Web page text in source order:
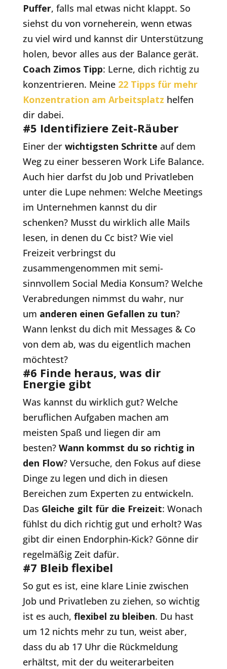
Puffer, falls mal etwas nicht klappt. So
siehst du von vorneherein, wenn etwas
zu viel wird und kannst dir Unterstützung
holen, bevor alles aus der Balance gerät.
Coach Zimos Tipp: Lerne, dich richtig zu
konzentrieren. Meine 22 Tipps für mehr
Konzentration am Arbeitsplatz helfen
dir dabei.
#5 Identifiziere Zeit-Räuber
Einer der wichtigsten Schritte auf dem
Weg zu einer besseren Work Life Balance.
Auch hier darfst du Job und Privatleben
unter die Lupe nehmen: Welche Meetings
im Unternehmen kannst du dir
schenken? Musst du wirklich alle Mails
lesen, in denen du Cc bist? Wie viel
Freizeit verbringst du
zusammengenommen mit semi-
sinnvollem Social Media Konsum? Welche
Verabredungen nimmst du wahr, nur
um anderen einen Gefallen zu tun?
Wann lenkst du dich mit Messages & Co
von dem ab, was du eigentlich machen
möchtest?
#6 Finde heraus, was dir
Energie gibt
Was kannst du wirklich gut? Welche
beruflichen Aufgaben machen am
meisten Spaß und liegen dir am
besten? Wann kommst du so richtig in
den Flow? Versuche, den Fokus auf diese
Dinge zu legen und dich in diesen
Bereichen zum Experten zu entwickeln.
Das Gleiche gilt für die Freizeit: Wonach
fühlst du dich richtig gut und erholt? Was
gibt dir einen Endorphin-Kick? Gönne dir
regelmäßig Zeit dafür.
#7 Bleib flexibel
So gut es ist, eine klare Linie zwischen
Job und Privatleben zu ziehen, so wichtig
ist es auch, flexibel zu bleiben. Du hast
um 12 nichts mehr zu tun, weist aber,
dass du ab 17 Uhr die Rückmeldung
erhältst, mit der du weiterarbeiten